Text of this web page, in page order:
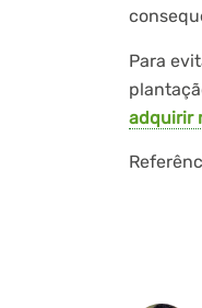
Para
adquirir